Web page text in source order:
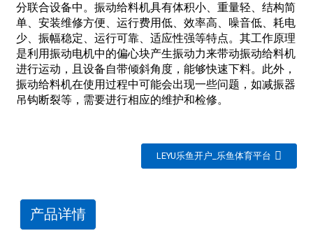
分联合设备中。‌振动给料机具有体积小、‌重量轻、‌结构简
单、‌安装维修方便、‌运行费用低、‌效率高、‌噪音低、‌耗电
少、‌振幅稳定、‌运行可靠、‌适应性强等特点。‌其工作原理
是利用振动电机中的偏心块产生振动力来带动振动给料机
进行运动，‌且设备自带倾斜角度，‌能够快速下料‌。‌此外，‌
振动给料机在使用过程中可能会出现一些问题，‌如减振器
吊钩断裂等，‌需要进行相应的维护和检修‌。
LEYU乐鱼开户_乐鱼体育平台
产品详情